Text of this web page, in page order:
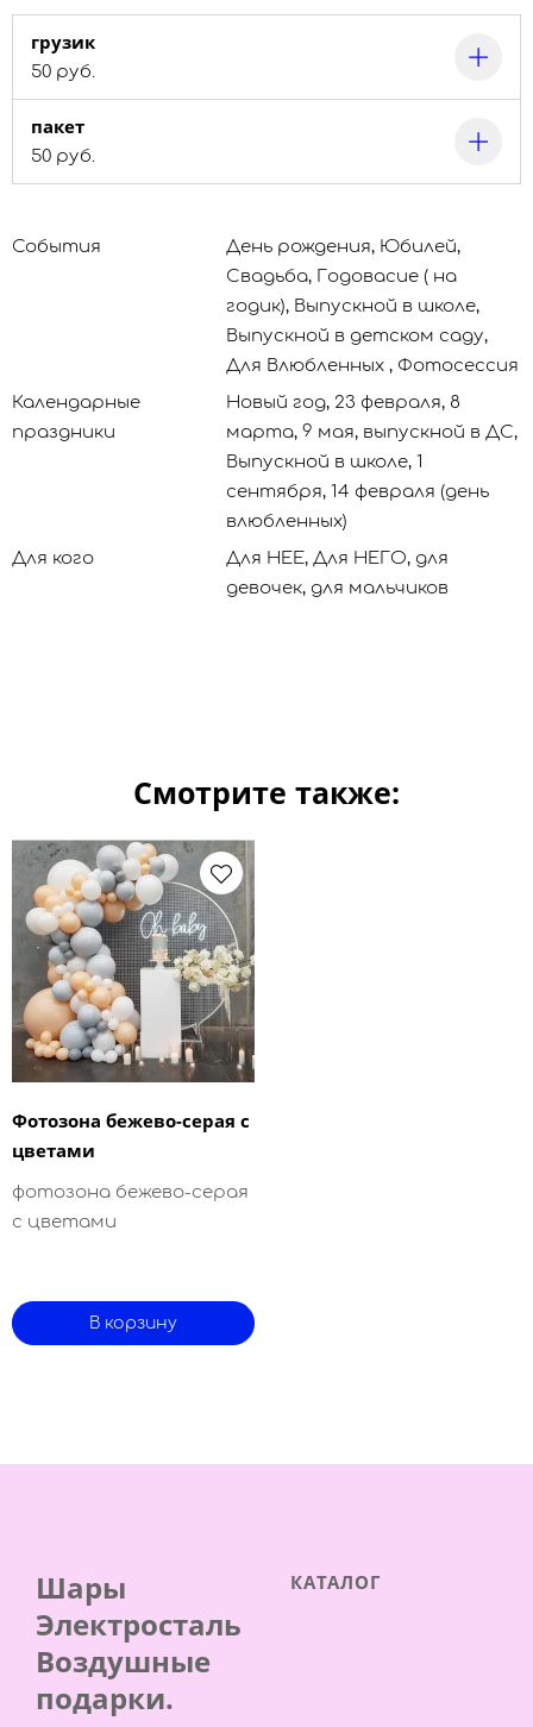
грузик
50 руб.
пакет
50 руб.
События
День рождения, Юбилей,
Свадьба, Годовасие ( на
годик), Выпускной в школе,
Выпускной в детском саду,
Для Влюбленных , Фотосессия
Календарные
праздники
Новый год, 23 февраля, 8
марта, 9 мая, выпускной в ДС,
Выпускной в школе, 1
сентября, 14 февраля (день
влюбленных)
Для кого
Для НЕЕ, Для НЕГО, для
девочек, для мальчиков
Смотрите также:
Фотозона бежево-серая с
цветами
фотозона бежево-серая
с цветами
В корзину
Шары
Электросталь
Воздушные
подарки.
КАТАЛОГ